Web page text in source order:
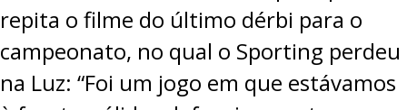
repita o filme do último dérbi para o
campeonato, no qual o Sporting perdeu
na Luz: “Foi um jogo em que estávamos